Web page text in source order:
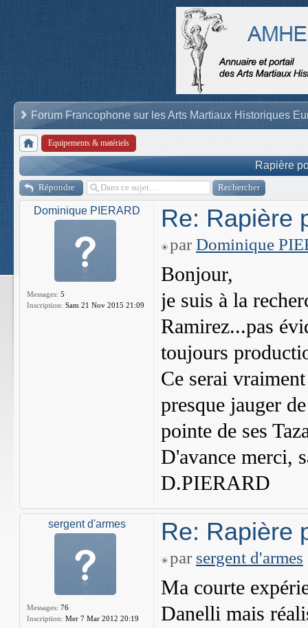
Forum Francophone sur les Arts Martiaux Historiques
Equipements & matériels
Rapière
Répondre
Dominique PIERARD
Messages: 5
Inscription: Sam 21 Nov 2015 21:09
Re: Rapière
par Dominique
Bonjour,
je suis à la
Ramirez...pas
toujours
Ce serai
presque jauger
pointe de ses
D'avance merci,
D.PIERARD
sergent d'armes
Messages: 76
Inscription: Mer 7 Mar 2012 20:19
Re: Rapière
par sergent d'armes
Ma courte
Danelli mais